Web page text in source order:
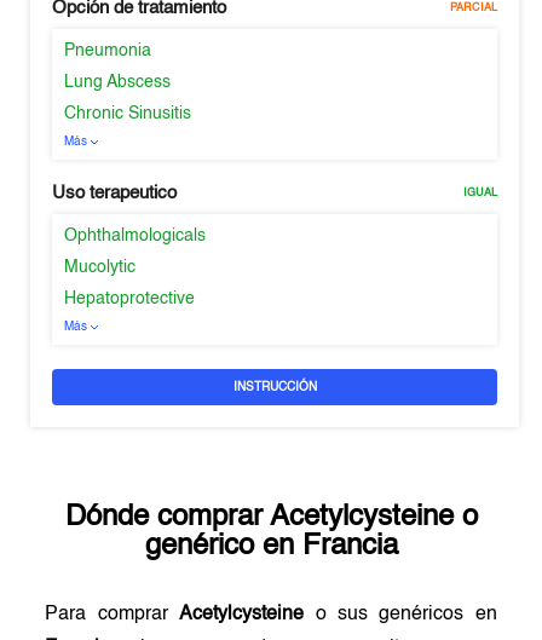
Opción de tratamiento PARCIAL
Pneumonia
Lung Abscess
Chronic Sinusitis
Más
Uso terapeutico IGUAL
Ophthalmologicals
Mucolytic
Hepatoprotective
Más
INSTRUCCIÓN
Dónde comprar Acetylcysteineo
genérico en Francia
Para comprarAcetylcysteine o sus genéricos en